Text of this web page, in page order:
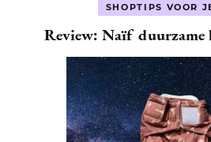
SHOPTIPS VOOR
Review: Naïf duurzame